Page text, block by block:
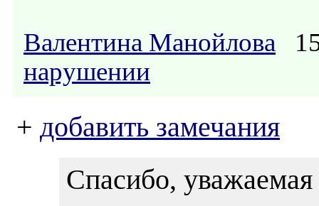
Валентина Манойлова
нарушении
+ добавить замечания
Спасибо,